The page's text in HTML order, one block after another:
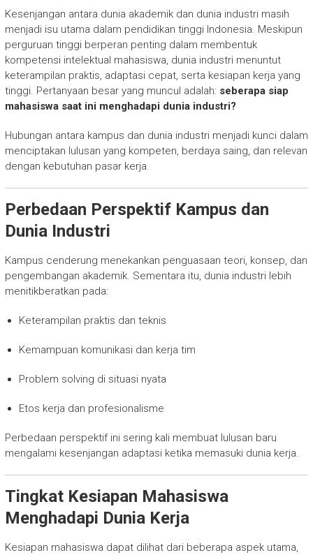
Kesenjangan antara dunia akademik dan dunia industri masih
menjadi isu utama dalam pendidikan tinggi Indonesia. Meskipun
perguruan tinggi berperan penting dalam membentuk
kompetensi intelektual mahasiswa, dunia industri menuntut
keterampilan praktis, adaptasi cepat, serta kesiapan kerja yang
tinggi. Pertanyaan besar yang muncul adalah: seberapa siap
mahasiswa saat ini menghadapi dunia industri?
Hubungan antara kampus dan dunia industri menjadi kunci dalam
menciptakan lulusan yang kompeten, berdaya saing, dan relevan
dengan kebutuhan pasar kerja.
Perbedaan Perspektif Kampus dan
Dunia Industri
Kampus cenderung menekankan penguasaan teori, konsep, dan
pengembangan akademik. Sementara itu, dunia industri lebih
menitikberatkan pada:
Keterampilan praktis dan teknis
Kemampuan komunikasi dan kerja tim
Problem solving di situasi nyata
Etos kerja dan profesionalisme
Perbedaan perspektif ini sering kali membuat lulusan baru
mengalami kesenjangan adaptasi ketika memasuki dunia kerja.
Tingkat Kesiapan Mahasiswa
Menghadapi Dunia Kerja
Kesiapan mahasiswa dapat dilihat dari beberapa aspek utama,